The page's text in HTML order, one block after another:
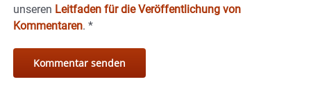
unseren Leitfaden für die Veröffentlichung von
Kommentaren. *